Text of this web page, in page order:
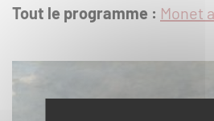
Tout le programme : Monet